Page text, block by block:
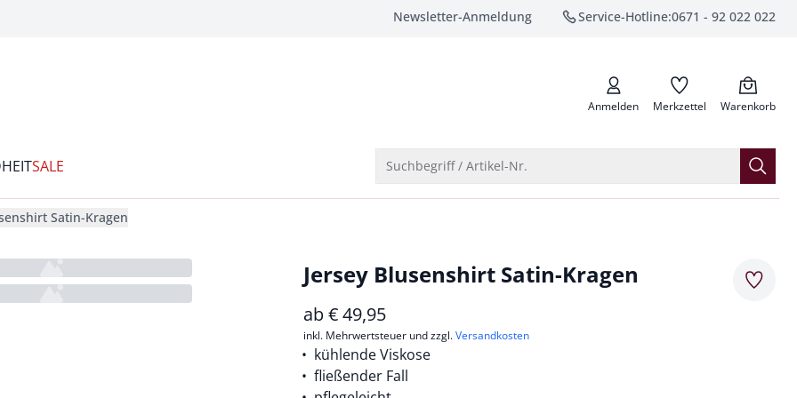
Newsletter-Anmeldung Service-Hotline:0671 - 92 022 022
anrufen
Anmelden Merkzettel Warenkorb
SALE Suchbegriff / Artikel-Nr.
Satin-Kragen
Jersey Blusenshirt Satin-Kragen
ab€49,95
inkl. Mehrwertsteuer und zzgl.Versandkosten
kühlende Viskose
fließender Fall